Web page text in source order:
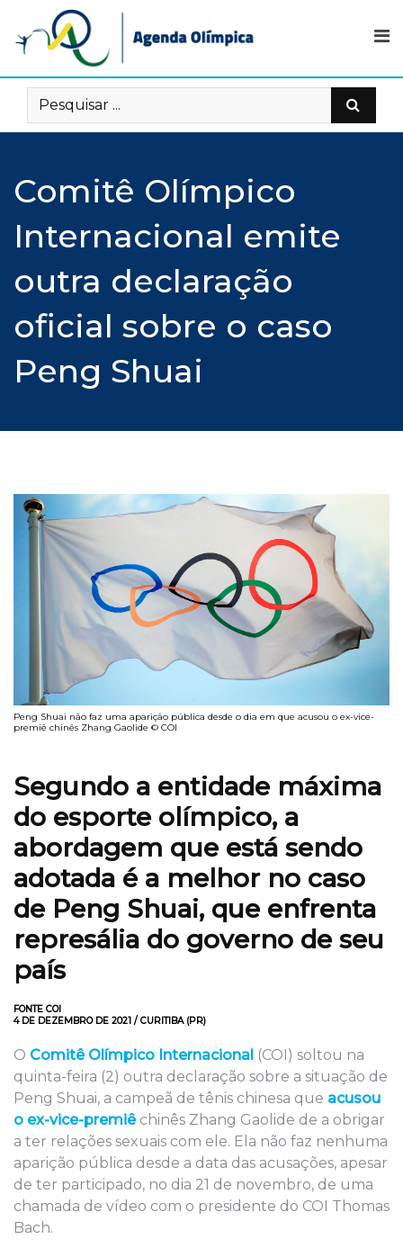
content
Comitê Olímpico
Internacional emite
outra declaração
oficial sobre o caso
Peng Shuai
Peng Shuai não faz uma aparição pública desde o dia em que acusou o ex-vice-
premiê chinês Zhang Gaolide © COI
Segundo a entidade máxima
do esporte olímpico, a
abordagem que está sendo
adotada é a melhor no caso
de Peng Shuai, que enfrenta
represália do governo de seu
país
FONTE COI
4 DE DEZEMBRO DE 2021 / CURITIBA (PR)
O Comitê Olímpico Internacional (COI) soltou na
quinta-feira (2) outra declaração sobre a situação de
Peng Shuai, a campeã de tênis chinesa que acusou
o ex-vice-premiêchinês Zhang Gaolide de a obrigar
a ter relações sexuais com ele. Ela não faz nenhuma
aparição pública desde a data das acusações, apesar
de ter participado, no dia 21 de novembro, de uma
chamada de vídeo com o presidente do COI Thomas
Bach.